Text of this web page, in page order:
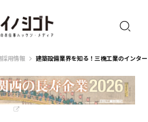
用情報 建築設備業界を知る！三機工業のインタ